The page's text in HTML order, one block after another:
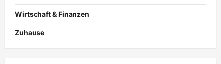
Wirtschaft & Finanzen
Zuhause